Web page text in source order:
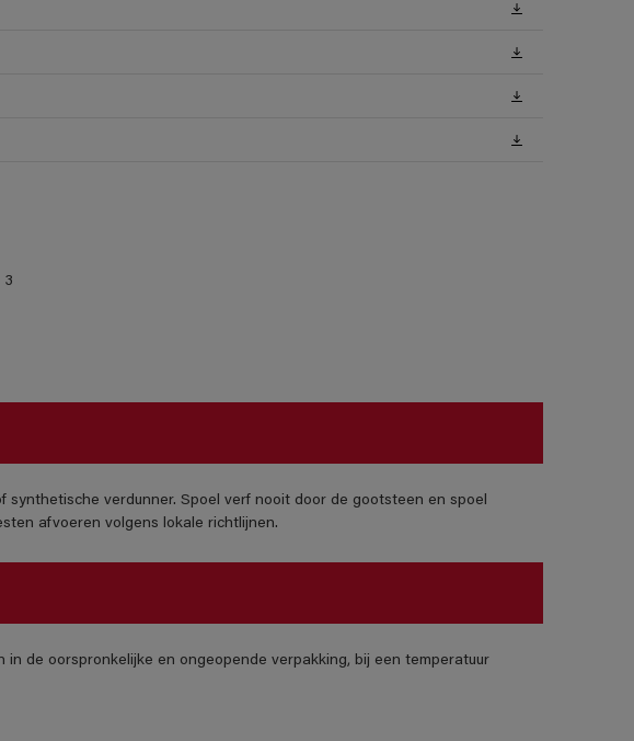
3
synthetische verdunner. Spoel verf nooit door de gootsteen en spoel
afvoeren volgens lokale richtlijnen.
in de oorspronkelijke en ongeopende verpakking, bij een temperatuur